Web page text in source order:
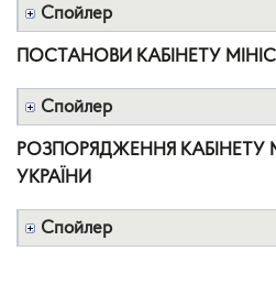
Спойлер
ПОСТАНОВИ КАБІНЕТУ
Спойлер
РОЗПОРЯДЖЕННЯ КАБІНЕТУ
УКРАЇНИ
Спойлер